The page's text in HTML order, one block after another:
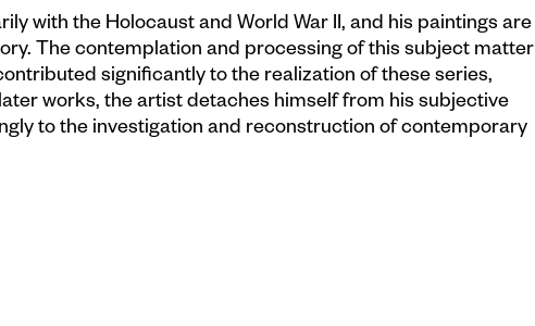
with the Holocaust and World War II, and his paintings are
The contemplation and processing of this subject matter
significantly to the realization of these series,
works, the artist detaches himself from his subjective
to the investigation and reconstruction of contemporary